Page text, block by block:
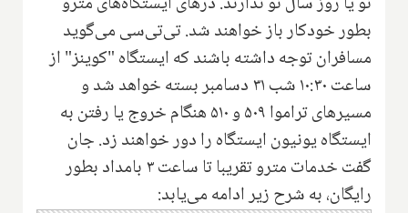
بطور خودکار باز خواهند شد. تی‌تی‌سی می‌گوید
مسافران توجه داشته باشند که ایستگاه "کوینز" از
ساعت ۱۰:۳۰ شب ۳۱ دسامبر بسته خواهد شد و
مسیرهای تراموا ۵۰۹ و ۵۱۰ هنگام خروج یا رفتن به
ایستگاه یونیون ایستگاه را دور خواهند زد. جان
گفت خدمات مترو تقریبا تا ساعت ۳ بامداد بطور
رایگان، به شرح زیر ادامه می‌یابد: